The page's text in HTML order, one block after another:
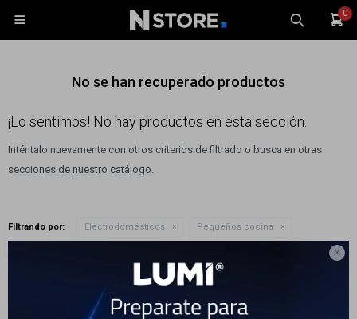

0

No se han recuperado productos
¡Lo sentimos! No hay productos en esta sección.
Inténtalo nuevamente con otros criterios de filtrado o busca en otras
secciones de nuestro catálogo.
Filtrando por: Electrodomésticos
Pequeños cocina
Litros:1.5L
Wearables
Accesorios
Monitores